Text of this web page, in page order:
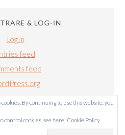
& LOG-IN
Log in
feed
feed
By continuing to use this website, you
control cookies, see here: Cookie Policy